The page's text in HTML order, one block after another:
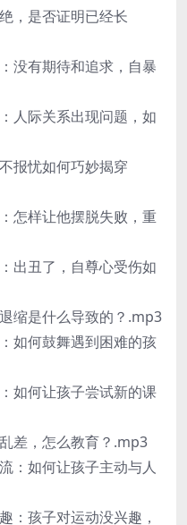
是否证明已经长
有期待和追求，自暴
际关系出现问题，如
忧如何巧妙揭穿
样让他摆脱失败，重
丑了，自尊心受伤如
是什么导致的？.mp3
何鼓舞遇到困难的孩
何让孩子尝试新的课
，怎么教育？.mp3
如何让孩子主动与人
孩子对运动没兴趣，